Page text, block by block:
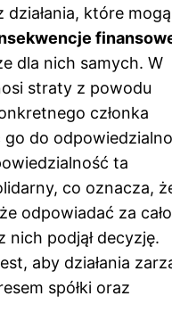
które mogą
dla nich samych. W
straty z powodu
członka
do
ta
co oznacza,
odpowiadać za
podjął decyzję.
aby działania
spółki oraz